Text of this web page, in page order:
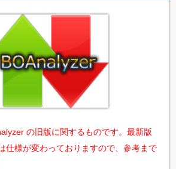
の旧版に関するものです。最新版
仕様が変わっておりますので、参考まで